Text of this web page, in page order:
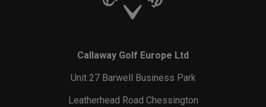
Callaway Golf Europe Ltd
Unit 27 Barwell Business Park
Leatherhead Road Chessington